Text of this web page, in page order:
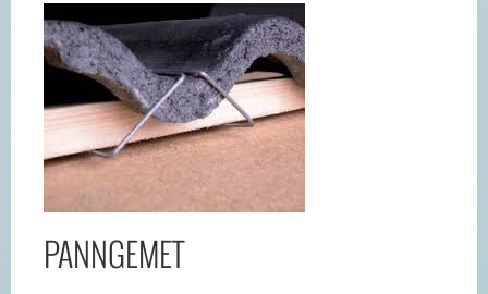
PANNGEMET